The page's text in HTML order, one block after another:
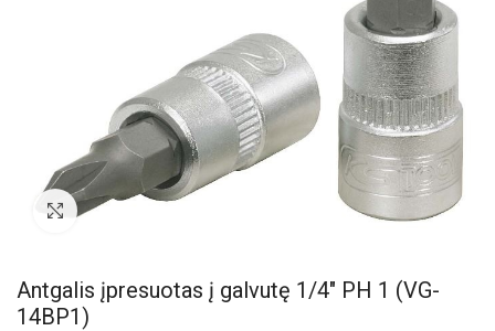
Pietuvināt
Antgalis įpresuotas į galvutę 1/4″ PH 1 (VG-
14BP1)